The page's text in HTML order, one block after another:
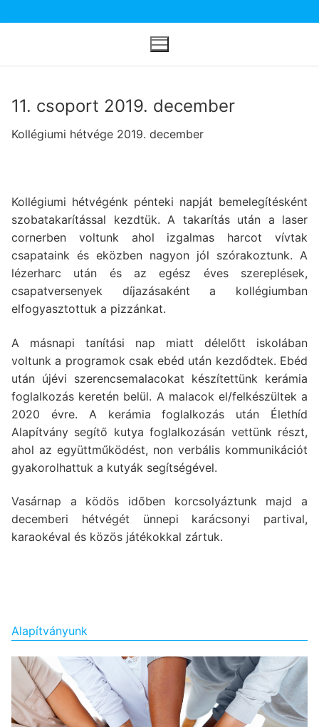
a
11. csoport 2019. december
Kollégiumi hétvége 2019. december
Kollégiumi hétvégénk pénteki napját bemelegítésként
szobatakarítással kezdtük. A takarítás után a laser
cornerben voltunk ahol izgalmas harcot vívtak
csapataink és eközben nagyon jól szórakoztunk. A
lézerharc után és az egész éves szereplések,
csapatversenyek díjazásaként a kollégiumban
elfogyasztottuk a pizzánkat.
A másnapi tanítási nap miatt délelőtt iskolában
voltunk a programok csak ebéd után kezdődtek. Ebéd
után újévi szerencsemalacokat készítettünk kerámia
foglalkozás keretén belül. A malacok el/felkészültek a
2020 évre. A kerámia foglalkozás után Élethíd
Alapítvány segítő kutya foglalkozásán vettünk részt,
ahol az együttműködést, non verbális kommunikációt
gyakorolhattuk a kutyák segítségével.
Vasárnap a ködös időben korcsolyáztunk majd a
decemberi hétvégét ünnepi karácsonyi partival,
karaokéval és közös játékokkal zártuk.
Alapítványunk